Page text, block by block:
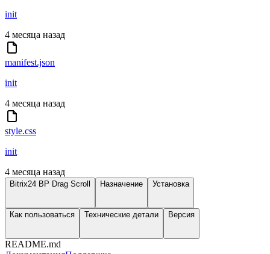
init
4 месяца назад
manifest.json
init
4 месяца назад
style.css
init
4 месяца назад
Bitrix24 BP Drag Scroll Назначение Установка
Как пользоваться Технические детали Версия
README.md